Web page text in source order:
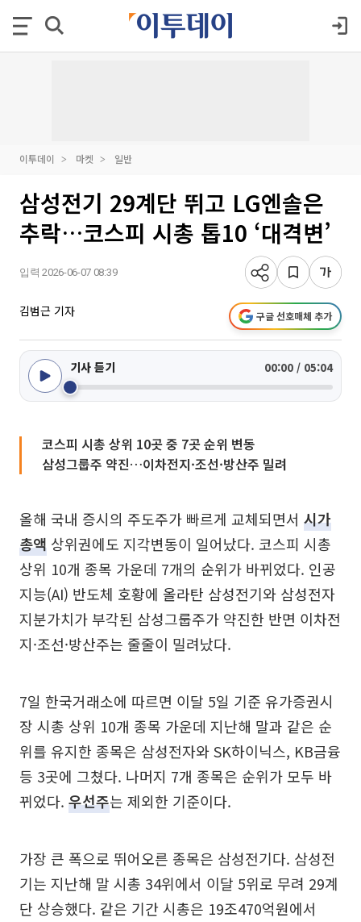
이투데이 마켓 일반
삼성전기 29계단 뛰고 LG엔솔은
추락…코스피 시총 톱10 ‘대격변’
입력 2026-06-07 08:39
김범근 기자 구글 선호매체 추가
기사 듣기 00:00 / 05:04
코스피 시총 상위 10곳 중 7곳 순위 변동
삼성그룹주 약진…이차전지·조선·방산주 밀려
올해 국내 증시의 주도주가 빠르게 교체되면서 시가
총액 상위권에도 지각변동이 일어났다. 코스피 시총
상위 10개 종목 가운데 7개의 순위가 바뀌었다. 인공
지능(AI) 반도체 호황에 올라탄 삼성전기와 삼성전자
지분가치가 부각된 삼성그룹주가 약진한 반면 이차전
지·조선·방산주는 줄줄이 밀려났다.
7일 한국거래소에 따르면 이달 5일 기준 유가증권시
장 시총 상위 10개 종목 가운데 지난해 말과 같은 순
위를 유지한 종목은 삼성전자와 SK하이닉스, KB금융
등 3곳에 그쳤다. 나머지 7개 종목은 순위가 모두 바
뀌었다. 우선주는 제외한 기준이다.
가장 큰 폭으로 뛰어오른 종목은 삼성전기다. 삼성전
기는 지난해 말 시총 34위에서 이달 5위로 무려 29계
단 상승했다. 같은 기간 시총은 19조470억원에서